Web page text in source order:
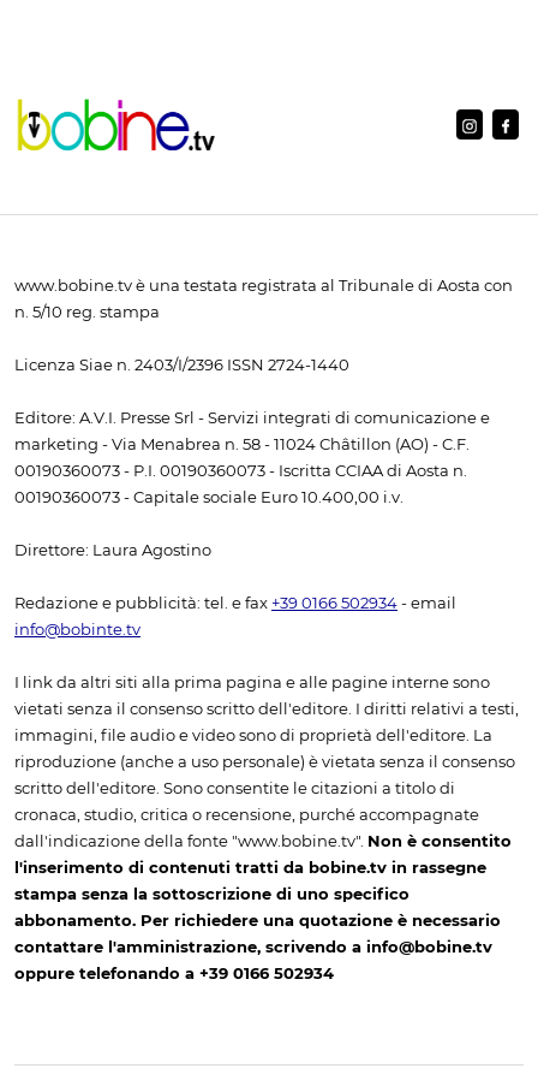
www.bobine.tv è una testata registrata al Tribunale di Aosta con
n. 5/10 reg. stampa
Licenza Siae n. 2403/I/2396 ISSN 2724-1440
Editore: A.V.I. Presse Srl - Servizi integrati di comunicazione e
marketing - Via Menabrea n. 58 - 11024 Châtillon (AO) - C.F.
00190360073 - P.I. 00190360073 - Iscritta CCIAA di Aosta n.
00190360073 - Capitale sociale Euro 10.400,00 i.v.
Direttore: Laura Agostino
Redazione e pubblicità: tel. e fax +39 0166 502934 - email
info@bobinte.tv
I link da altri siti alla prima pagina e alle pagine interne sono
vietati senza il consenso scritto dell'editore. I diritti relativi a testi,
immagini, file audio e video sono di proprietà dell'editore. La
riproduzione (anche a uso personale) è vietata senza il consenso
scritto dell'editore. Sono consentite le citazioni a titolo di
cronaca, studio, critica o recensione, purché accompagnate
dall'indicazione della fonte "www.bobine.tv". Non è consentito
l'inserimento di contenuti tratti da bobine.tv in rassegne
stampa senza la sottoscrizione di uno specifico
abbonamento. Per richiedere una quotazione è necessario
contattare l'amministrazione, scrivendo a info@bobine.tv
oppure telefonando a +39 0166 502934